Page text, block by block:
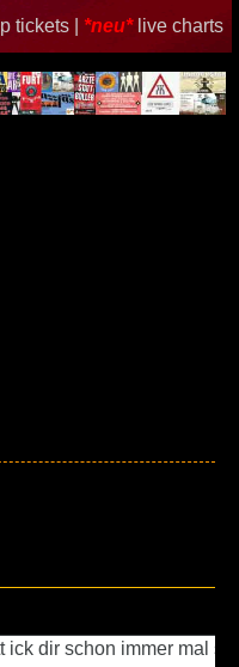
tickets | *neu* live charts